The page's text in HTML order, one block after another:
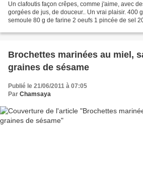
Un clafoutis façon crêpes, comme j'aime, avec
gorgées de jus, de douceur.. Un vrai plaisir. 400
semoule 80 g de farine 2 oeufs 1 pincée de sel
Brochettes marinées au miel,
graines de sésame
Publié le 21/06/2011 à 07:05
Par Chamsaya